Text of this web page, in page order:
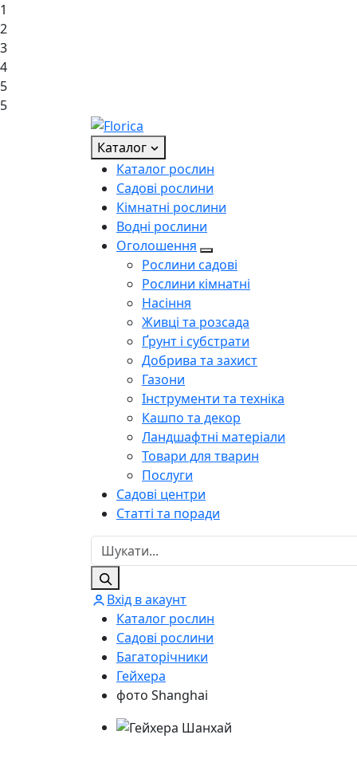
1
2
3
4
5
5
Каталог
Каталог рослин
Садові рослини
Кімнатні рослини
Водні рослини
Оголошення
Рослини садові
Рослини кімнатні
Насіння
Живці та розсада
Ґрунт і субстрати
Добрива та захист
Газони
Інструменти та техніка
Кашпо та декор
Ландшафтні матеріали
Товари для тварин
Послуги
Садові центри
Статті та поради
Вхід в акаунт
Каталог рослин
Садові рослини
Багаторічники
Гейхера
фото Shanghai